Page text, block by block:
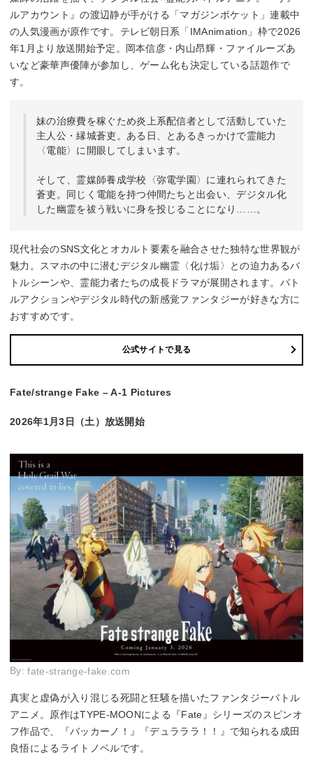
ルアカウント』の渡辺静が手がける「マガジンポケット」連載中
の人気漫画が原作です。テレビ朝日系「IMAnimation」枠で2026
年1月より放送開始予定。岡本信彦・内山昂輝・ファイルーズあ
いなど豪華声優陣が参加し、ゲーム化も決定している話題作で
す。
妹の治療費を稼ぐため炎上系配信者として活動していた
主人公・縁城蒼吏。ある日、とあるきっかけで霊能力
〈電能〉に開眼してしまいます。
そして、霊媒師養成学校〈弥電学園〉に連れられてきた
蒼吏。同じく電能を持つ仲間たちと出会い、デジタル化
した幽霊を祓う戦いに身を投じることになり……。
現代社会のSNS文化とオカルト要素を融合させた独特な世界観が
魅力。スマホの中に潜むデジタル幽霊〈化け垢〉との迫力あるバ
トルシーンや、霊能力者たちの成長ドラマが展開されます。バト
ルアクションやデジタル時代の新感覚ファンタジーが好きな方に
おすすめです。
公式サイトで見る
Fate/strange Fake – A-1 Pictures
2026年1月3日（土）放送開始
By:fate-strange-fake.com
真実と虚偽が入り混じる死闘と狂騒を描いたファンタジーバトル
アニメ。原作はTYPE-MOONによる『Fate』シリーズのスピンオ
フ作品で、『バッカーノ！』『デュラララ！！』で知られる成田
良悟によるライトノベルです。